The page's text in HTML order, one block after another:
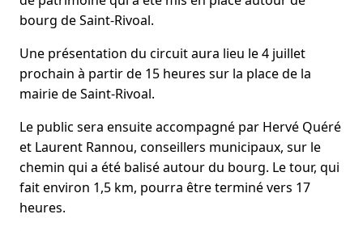
bourg de Saint-Rivoal.
Une présentation du circuit aura lieu le 4 juillet
prochain à partir de 15 heures sur la place de la
mairie de Saint-Rivoal.
Le public sera ensuite accompagné par Hervé Quéré
et Laurent Rannou, conseillers municipaux, sur le
chemin qui a été balisé autour du bourg. Le tour, qui
fait environ 1,5 km, pourra être terminé vers 17
heures.